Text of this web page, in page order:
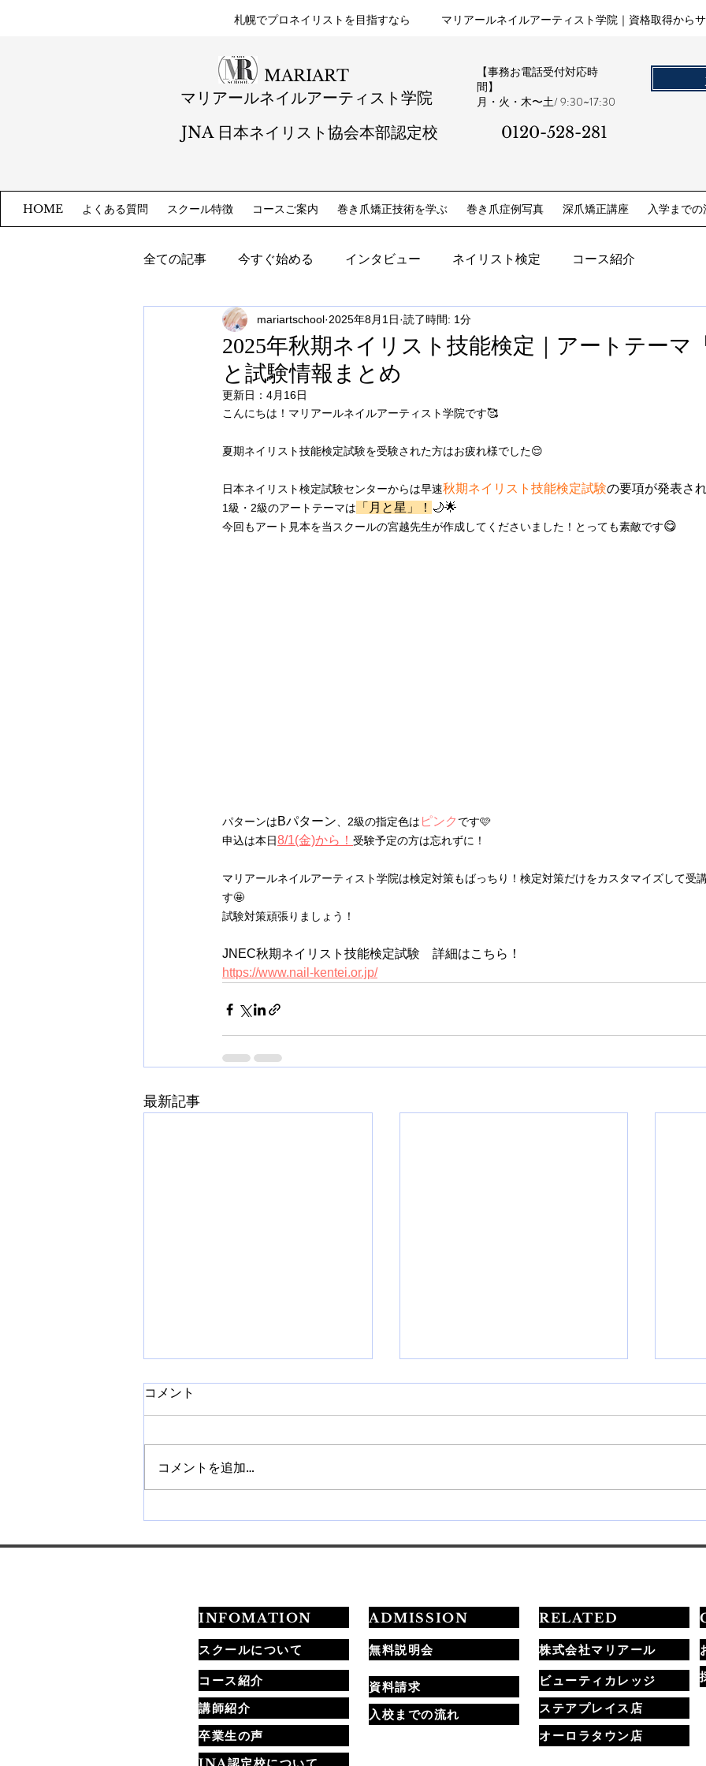
札幌​でプロネイリストを目指すなら マリアールネイルアーティスト学院｜資格取得から
MARIART
マリアールネイルアーティスト学院
JNA 日本ネイリスト協会本部認定校
【事務お電話受付対応時
間】
​月・火・木〜土/ 9:30~17:30
0120-528-281​
HOME よくある質問 スクール特徴 コースご案内 巻き爪矯正技術を学ぶ 巻き爪症例写真 深爪矯正講座 入学まで
全ての記事 今すぐ始める インタビュー ネイリスト検定 コース紹介
2025年秋期ネイリスト技能検定｜アートテーマ
と試験情報まとめ
mariartschool 2025年8月1日 読了時間: 1分
更新日： 4月16日
こんにちは！マリアールネイルアーティスト学院です🥰
夏期ネイリスト技能検定試験を受験された方はお疲れ様でした😌
日本ネイリスト検定試験センターからは早速秋期ネイリスト技能検定試験の要項が発表さ
1級・2級のアートテーマは 「月と星」！ 🌙🌟
今回もアート見本を当スクールの宮越先生が作成してくださいました！とっても素敵です😋
パターンはBパターン 、2級の指定色は ピンク です🩷
申込は本日8/1(金)から！ 受験予定の方は忘れずに！
マリアールネイルアーティスト学院は検定対策もばっちり！検定対策だけをカスタマイズして受
す🤩
試験対策頑張りましょう！
JNEC秋期ネイリスト技能検定試験　詳細はこちら！
https://www.nail-kentei.or.jp/
最新記事
法まで学べます
コメント
コメントを追加…
INFOMATION
スクールについて
コース紹介
講師紹介
卒業生の声
ADMISSION
無料説明会
資料請求
入校までの流れ
RELATED
株式会社マリアール
ビューティカレッジ
ステアプレイス店
オーロラタウン店